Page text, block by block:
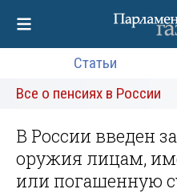
Статьи
Все о пенсиях в России
В России введен
оружия лицам,
или погашенную